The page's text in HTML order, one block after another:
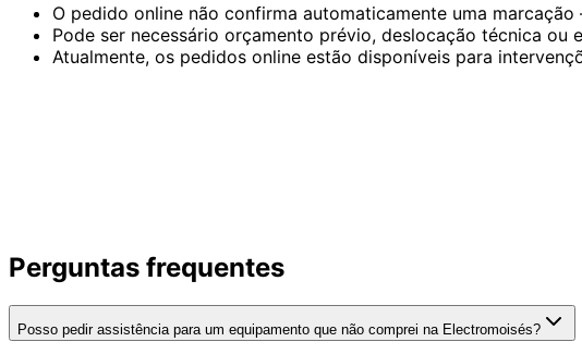
O pedido online não confirma automaticamente uma
Pode ser necessário orçamento prévio, deslocação técnica ou
Atualmente, os pedidos online estão disponíveis para
Perguntas frequentes
Posso pedir assistência para um equipamento que não comprei na Electromoisés?